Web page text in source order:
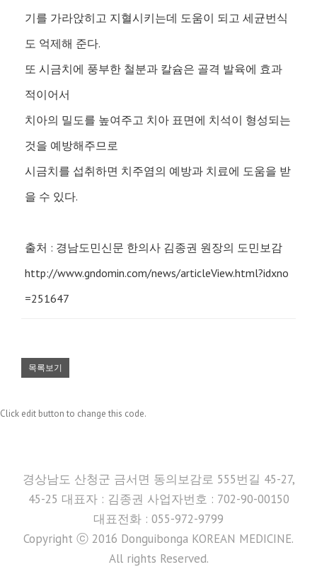
기를 가라앉히고 지혈시키는데 도움이 되고 세균번식
도 억제해 준다.
또 시금치에 풍부한 철분과 칼슘은 골격 발육에 효과
적이어서
치아의 밀도를 높여주고 치아 표면에 치석이 형성되는
것을 예방해주므로
시금치를 섭취하면 치주염의 예방과 치료에 도움을 받
을 수 있다.
출처 : 경남도민신문 한의사 김종권 원장의 도민보감
http://www.gndomin.com/news/articleView.html?idxno
=251647
목록보기
Click edit button to change this code.
경상남도 산청군 금서면 동의보감로 555번길 45-27,
45-25 대표자 : 김종권 사업자번호 : 702-90-00150
대표전화 : 055-972-9799
Copyright ⓒ 2016 Donguibonga KOREAN MEDICINE.
All rights Reserved.